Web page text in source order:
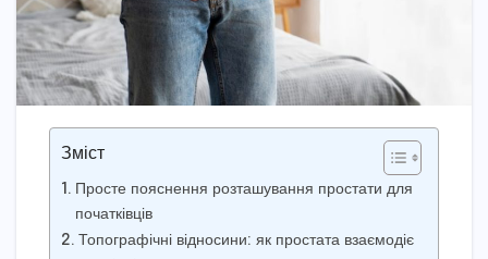
Зміст
Просте пояснення розташування простати для
початківців
Топографічні відносини: як простата взаємодіє